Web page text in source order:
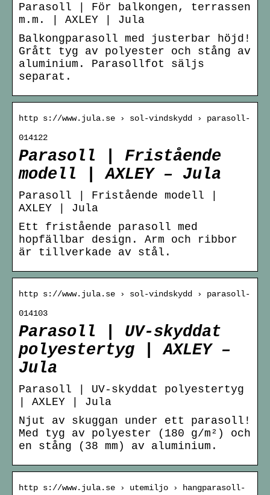
Parasoll | För balkongen, terrassen
m.m. | AXLEY | Jula
Balkongparasoll med justerbar höjd!
Grått tyg av polyester och stång av
aluminium. Parasollfot säljs
separat.
http s://www.jula.se › sol-vindskydd › parasoll-
014122
Parasoll | Fristående
modell | AXLEY – Jula
Parasoll | Fristående modell |
AXLEY | Jula
Ett fristående parasoll med
hopfällbar design. Arm och ribbor
är tillverkade av stål.
http s://www.jula.se › sol-vindskydd › parasoll-
014103
Parasoll | UV-skyddat
polyestertyg | AXLEY –
Jula
Parasoll | UV-skyddat polyestertyg
| AXLEY | Jula
Njut av skuggan under ett parasoll!
Med tyg av polyester (180 g/m²) och
en stång (38 mm) av aluminium.
http s://www.jula.se › utemiljo › hangparasoll-